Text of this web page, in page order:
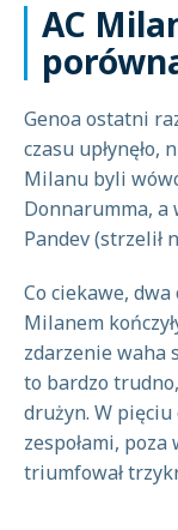
AC
Genoa ostatni
czasu upłynęło,
Milanu byli
Donnarumma, a
Pandev (strzelił
Co ciekawe,
Milanem
zdarzenie waha
to bardzo
drużyn. W
zespołami,
triumfował